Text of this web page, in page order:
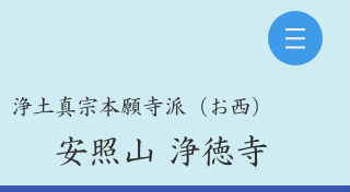
​浄土真宗本願寺派（お西）
​安照山 浄徳寺